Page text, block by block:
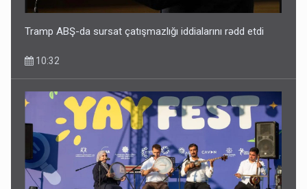
Tramp ABŞ-da sursat çatışmazlığı iddialarını rədd etdi
10:32